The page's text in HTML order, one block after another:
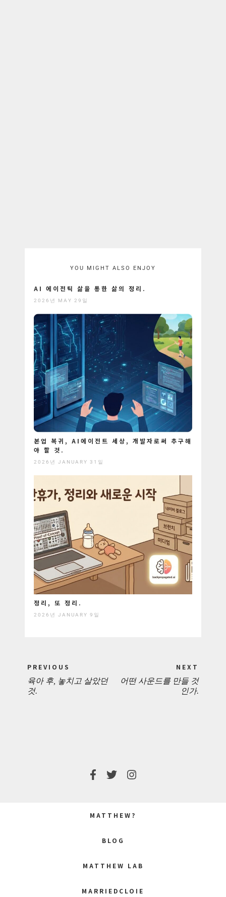
YOU MIGHT ALSO ENJOY
AI 에이전틱 삶을 통한 삶의 정리.
2026년 MAY 29일
본업 복귀, AI에이전트 세상, 개발자로써 추구해
야 할 것.
2026년 JANUARY 31일
정리, 또 정리.
2026년 JANUARY 9일
navigation
PREVIOUS
PREVIOUS
육아 후, 놓치고 살았던
것.
NEXT
어떤 사운드를 만들 것
인가.
MATTHEW?
BLOG
MATTHEW LAB
MARRIEDCLOIE